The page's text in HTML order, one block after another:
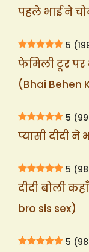
पहले भाई ने
5
फेमिली टूर पर
(Bhai Behen
5
प्यासी दीदी ने
5
दीदी बोली
bro sis sex)
5